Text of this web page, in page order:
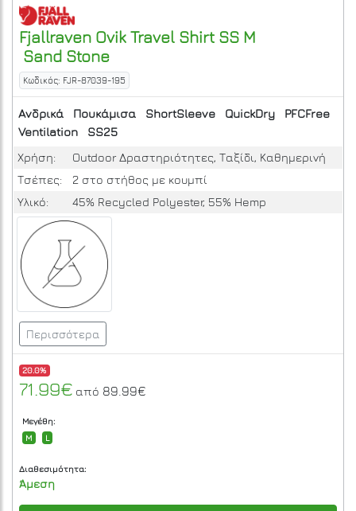
Fjallraven Ovik Travel Shirt SS M
Sand Stone
Κωδικός: FJR-87039-195
Ανδρικά Πουκάμισα ShortSleeve QuickDry
PFCFree
Ventilation
SS25
Χρήση:
Outdoor Δραστηριότητες, Ταξίδι, Καθημερινή
Τσέπες:
2 στο στήθος με κουμπί
Υλικό:
45% Recycled Polyester, 55% Hemp
Περισσότερα
20.0%
71.99€ από 89.99€
Μεγέθη:
M
L
Διαθεσιμότητα:
Άμεση